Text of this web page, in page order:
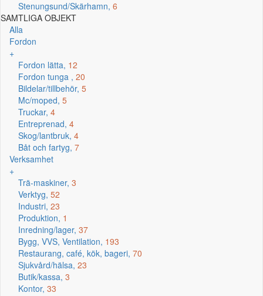
Stenungsund/Skärhamn, 6
SAMTLIGA OBJEKT
Alla
Fordon
+
Fordon lätta, 12
Fordon tunga , 20
Bildelar/tillbehör, 5
Mc/moped, 5
Truckar, 4
Entreprenad, 4
Skog/lantbruk, 4
Båt och fartyg, 7
Verksamhet
+
Trä-maskiner, 3
Verktyg, 52
Industri, 23
Produktion, 1
Inredning/lager, 37
Bygg, VVS, Ventilation, 193
Restaurang, café, kök, bageri, 70
Sjukvård/hälsa, 23
Butik/kassa, 3
Kontor, 33